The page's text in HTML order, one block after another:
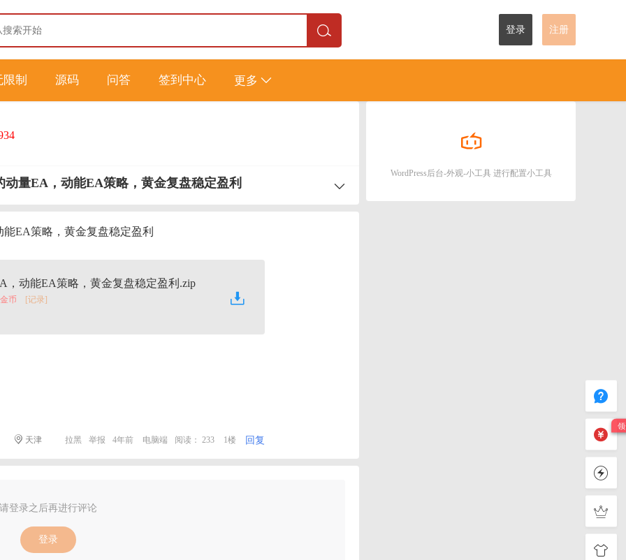
登录 注册
限制 源码 问答 签到中心 更多
量EA，动能EA策略，黄金复盘稳定盈利
EA策略，黄金复盘稳定盈利
，动能EA策略，黄金复盘稳定盈利.zip
币 [记录]
天津 拉黑 举报 4年前 电脑端 阅读： 233 1楼 回复
请登录之后再进行评论
登录
WordPress后台-外观-小工具 进行配置小工具